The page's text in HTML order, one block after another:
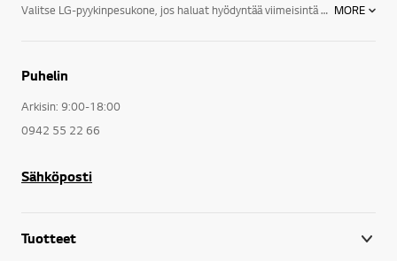
Valitse LG-pyykinpesukone, jos haluat hyödyntää viimeisintä teknologiaa. Tässä muutamia ominaisuuksia:LG-pyykinpesukoneissa on LG:n patentoima suoravetomoottori, Direct Drive, jossa moottori kiinnitetään suoraan rumpuun. Suoravetomoottorin ansiosta kone on kestävä ja hiljainen. Kuluvia osia, kuten hiiliharjat ja vetohihna, on huomattavasti vähemmän. Moottorille annamme 10 vuoden täystakuun. Jos moottori kaikesta huolimatta rikkoutuu kymmenen vuoden aikana, vaihdamme moottorin kuluitta uuteen. LG True Steam -höyrytoiminnolla varustetuissa pyykinpesukoneissa on mahdollista lisätä normaaliin pesuohjelmaan mukaan höyry. Höyry avaa vaatteiden kuidut, irrottaa lian tehokkaasti ja poistaa epämiellyttäviä hajuja. Höyrytoiminto on mahdollista valita mukaan lähes kaikkiin useimmin käytettäviin ohjelmiin. Allergiaohjelmassa höyry poistaa 99,9% kaikista pölypunkeista ja bakteereista jo 60 asteen lämpötilassa, jolloin se ei ole vaatteille haitallinen. Lisäksi höyry poistaa vaatteista myös siitepölyn, eläinten hilseen ja erilaiset allergeenit.Erilaiset vaatteet sekä materiaalit on hyvä pestä eri tavoin. LG:n suoravetomoottori, Direct Drive, on asennettu suoraan kiinni rumpuun, jolloin rumpua voidaan liikuttaa huomattavasti tehokkaammin ja monipuolisemmin. Käynnistäminen, pysäyttäminen ja suunnanmuutos voidaan suorittaa tarkasti. LG:n pyykinpesukoneiden 6 Motion on kuusi erilaista pesurytmiä, joissa rumpua liikutellaan tehokkaasti ja eri tavoin. 6 Motionin rummun liikkeiden ansiosta saadaan aikaan paras mahdollinen pesutulos, pienellä vesimäärällä ja kohtuullisessa ajassa.LG:n pyykinpesukoneet on suunniteltu samalla huipputeknologialla ja innovaatioilla, jotka saavat kaikki muutkin kodinkoneemme erottumaan edukseen. Tulet huomaamaan, että tyylikkäällä muotoilulla ja lyömättömällä suorituskyvyllä varustetut pyykinpesukoneemme ovat uskomattomia, kun ne ovat käytössä, ja uskomattoman hyvännäköisiä, kun niitä ei käytetä.Ota kaikki irti elämästä! Olitpa sitten uudistamassa keittiökoneitasi, rakentamassa pesuhuonetta tai kalustamassa koko taloa, tutustu LG:n tyylikkäisiin ja innovatiivisiin kodinkoneisiin, jotka sopivat niin elämäntyyliisi kuin kotisi sisustukseenkin.LG:n kodinkoneet jääkaapeista, liesistä, uuneista ja astianpesukoneista pyykinpesukoneisiin, kuivausrumpuihin sekä ilmastointi- ja kosteudenpoistolaitteisiin tarjoavat energiansäästöratkaisuja, jotka on suunniteltu auttamaan sinua tekemään enemmän niitä asioita, joita rakastat.Elämä on helpompaa, kun sinulla on oikeat välineet. Käytä hetki ajastasi tutustumalla hyvin suunniteltuihin LG-kodinkoneisiin, joiden avulla selviydyt kaikesta. MORE
Puhelin
Arkisin: 9:00-18:00
0942 55 22 66
Sähköposti
Tuotteet